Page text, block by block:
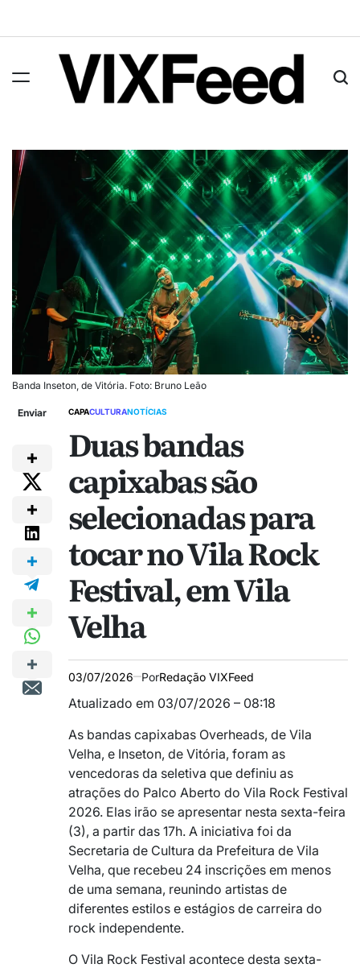
Banda Inseton, de Vitória. Foto: Bruno Leão
Enviar CAPACULTURANOTÍCIAS
Duas bandas
capixabas são
selecionadas para
tocar no Vila Rock
Festival, em Vila
Velha
03/07/2026 PorRedação VIXFeed
Atualizado em 03/07/2026 – 08:18
As bandas capixabas Overheads, de Vila
Velha, e Inseton, de Vitória, foram as
vencedoras da seletiva que definiu as
atrações do Palco Aberto do Vila Rock Festival
2026. Elas irão se apresentar nesta sexta-feira
(3), a partir das 17h. A iniciativa foi da
Secretaria de Cultura da Prefeitura de Vila
Velha, que recebeu 24 inscrições em menos
de uma semana, reunindo artistas de
diferentes estilos e estágios de carreira do
rock independente.
O Vila Rock Festival acontece desta sexta-